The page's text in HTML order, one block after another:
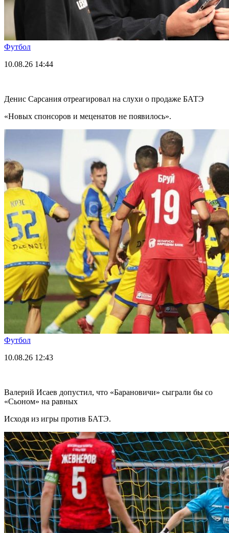
Футбол
10.08.26 14:44
Денис Сарсания отреагировал на слухи о продаже БАТЭ
«Новых спонсоров и меценатов не появилось».
Футбол
10.08.26 12:43
Валерий Исаев допустил, что «Барановичи» сыграли бы со
«Сьоном» на равных
Исходя из игры против БАТЭ.